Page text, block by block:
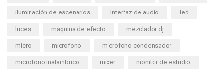
iluminación de escenarios Interfaz de audio led
luces maquina de efecto mezclador dj
micro microfono microfono condensador
microfono inalambrico mixer monitor de estudio